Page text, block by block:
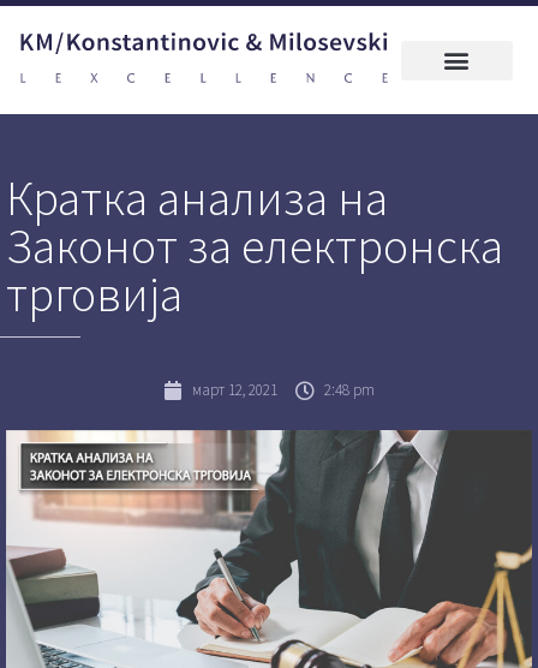
Кратка анализа на
Законот за електронска
трговија
март 12, 2021 2:48 pm